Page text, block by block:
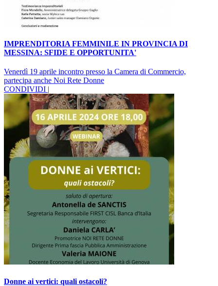
IMPRENDITORIA FEMMINILE IN PROVINCIA DI
MESSINA: SFIDE E OPPORTUNITA'
Venerdì 19 aprile incontro presso la Camera di Commercio,
partecipa anche Noi Rete Donne
CONDIVIDI |
Donne ai vertici: quali ostacoli?